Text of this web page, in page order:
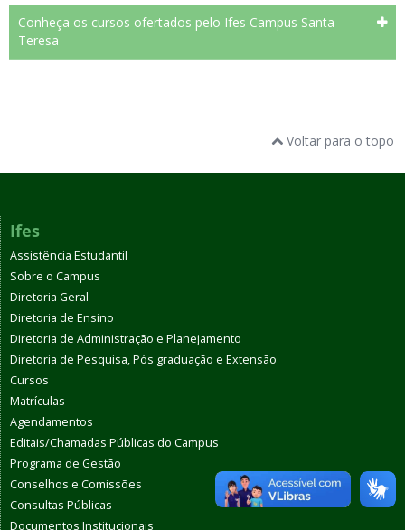
Conheça os cursos ofertados pelo Ifes Campus Santa
Teresa
Voltar para o topo
Ifes
Assistência Estudantil
Sobre o Campus
Diretoria Geral
Diretoria de Ensino
Diretoria de Administração e Planejamento
Diretoria de Pesquisa, Pós graduação e Extensão
Cursos
Matrículas
Agendamentos
Editais/Chamadas Públicas do Campus
Programa de Gestão
Conselhos e Comissões
Consultas Públicas
Documentos Institucionais